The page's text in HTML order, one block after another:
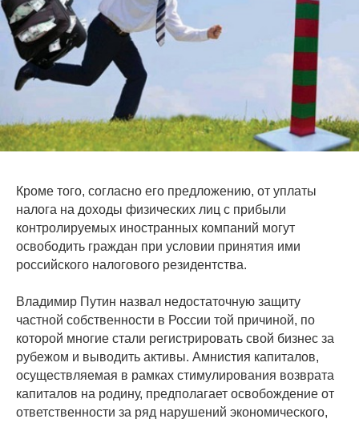
Кроме того, согласно его предложению, от уплаты
налога на доходы физических лиц с прибыли
контролируемых иностранных компаний могут
освободить граждан при условии принятия ими
российского налогового резидентства.
Владимир Путин назвал недостаточную защиту
частной собственности в России той причиной, по
которой многие стали регистрировать свой бизнес за
рубежом и выводить активы. Амнистия капиталов,
осуществляемая в рамках стимулирования возврата
капиталов на родину, предполагает освобождение от
ответственности за ряд нарушений экономического,